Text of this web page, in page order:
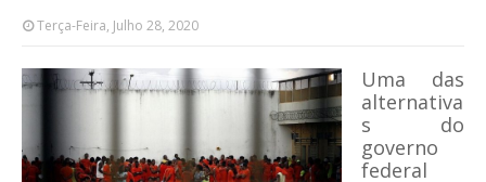
Terça-Feira, Julho 28, 2020
Uma das
alternativa
s do
governo
federal